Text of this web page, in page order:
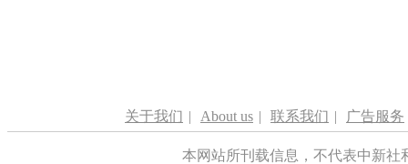
关于我们 | About us | 联系我们 | 广告服务
本网站所刊载信息，不代表中新